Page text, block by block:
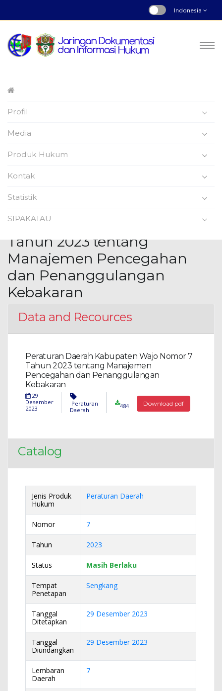
Indonesia
Profil
Media
Produk Hukum
Kontak
Statistik
SIPAKATAU
Nomor : 7 | Tahun 2023
Kabupaten Wajo Nomor 7
Tahun 2023 tentang
Manajemen Pencegahan
dan Penanggulangan
Kebakaran
Data and Recources
Peraturan Daerah Kabupaten Wajo Nomor 7
Tahun 2023 tentang Manajemen
Pencegahan dan Penanggulangan
Kebakaran
Download pdf
29
Desember
2023
Peraturan
Daerah
484
Catalog
Jenis Produk
Hukum
Peraturan Daerah
Nomor 7
Tahun 2023
Status Masih Berlaku
Tempat
Penetapan
Sengkang
Tanggal
Ditetapkan
29 Desember 2023
Tanggal
Diundangkan
29 Desember 2023
Lembaran
Daerah
7